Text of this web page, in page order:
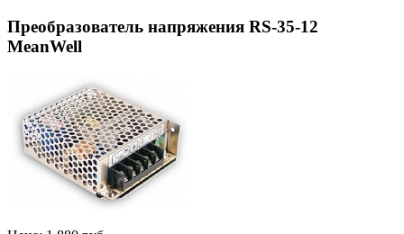
Преобразователь напряжения RS-35-12
MeanWell